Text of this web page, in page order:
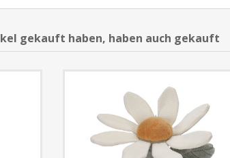
gekauft haben, haben auch gekauft